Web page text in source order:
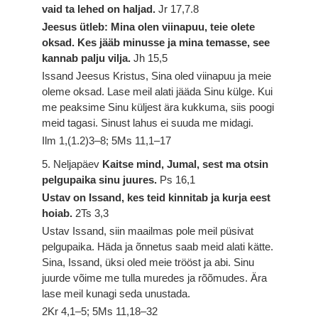
vaid ta lehed on haljad.Jr 17,7.8
Jeesus ütleb: Mina olen viinapuu, teie olete
oksad. Kes jääb minusse ja mina temasse, see
kannab palju vilja.Jh 15,5
Issand Jeesus Kristus, Sina oled viinapuu ja meie
oleme oksad. Lase meil alati jääda Sinu külge. Kui
me peaksime Sinu küljest ära kukkuma, siis poogi
meid tagasi. Sinust lahus ei suuda me midagi.
Ilm 1,(1.2)3–8; 5Ms 11,1–17
5. Neljapäev Kaitse mind, Jumal, sest ma otsin
pelgupaika sinu juures. Ps 16,1
Ustav on Issand, kes teid kinnitab ja kurja eest
hoiab. 2Ts 3,3
Ustav Issand, siin maailmas pole meil püsivat
pelgupaika. Häda ja õnnetus saab meid alati kätte.
Sina, Issand, üksi oled meie trööst ja abi. Sinu
juurde võime me tulla muredes ja rõõmudes. Ära
lase meil kunagi seda unustada.
2Kr 4,1–5; 5Ms 11,18–32